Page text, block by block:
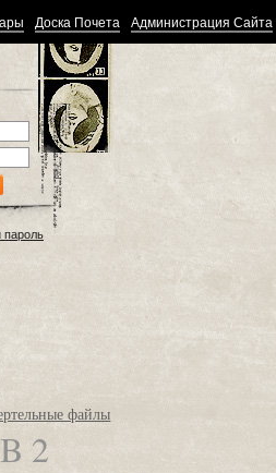
Доска Почета Администрация Сайта
пароль
файлы
2